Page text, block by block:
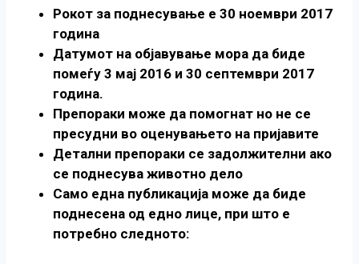
Рокот за поднесување е 30 ноември 2017
година
Датумот на објавување мора да биде
помеѓу 3 мај 2016 и 30 септември 2017
година.
Препораки може да помогнат но не се
пресудни во оценувањето на пријавите
Детални препораки се задолжителни ако
се поднесува животно дело
Само една публикација може да биде
поднесена од едно лице, при што е
потребно следното: